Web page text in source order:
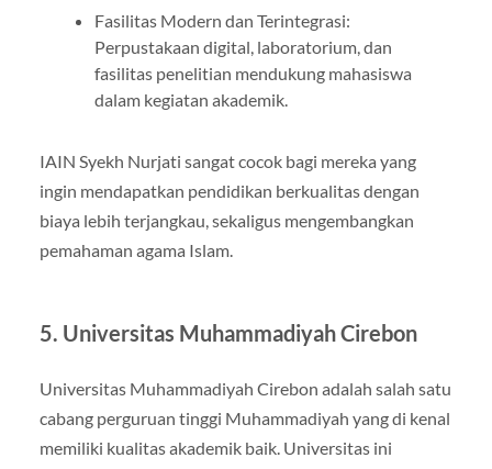
Fasilitas Modern dan Terintegrasi:
Perpustakaan digital, laboratorium, dan
fasilitas penelitian mendukung mahasiswa
dalam kegiatan akademik.
IAIN Syekh Nurjati sangat cocok bagi mereka yang
ingin mendapatkan pendidikan berkualitas dengan
biaya lebih terjangkau, sekaligus mengembangkan
pemahaman agama Islam.
5. Universitas Muhammadiyah Cirebon
Universitas Muhammadiyah Cirebon adalah salah satu
cabang perguruan tinggi Muhammadiyah yang di kenal
memiliki kualitas akademik baik. Universitas ini